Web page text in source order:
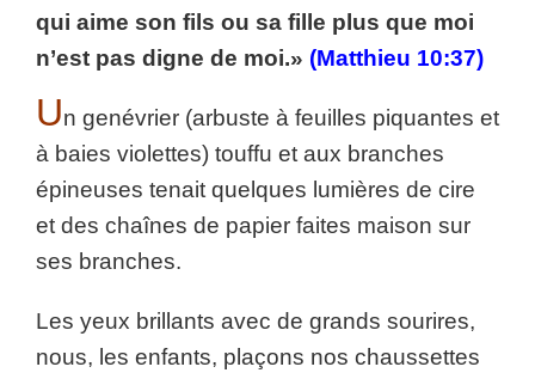
qui aime son fils ou sa fille plus que moi
n’est pas digne de moi.» (Matthieu 10:37)
Un genévrier (arbuste à feuilles piquantes et
à baies violettes) touffu et aux branches
épineuses tenait quelques lumières de cire
et des chaînes de papier faites maison sur
ses branches.
Les yeux brillants avec de grands sourires,
nous, les enfants, plaçons nos chaussettes